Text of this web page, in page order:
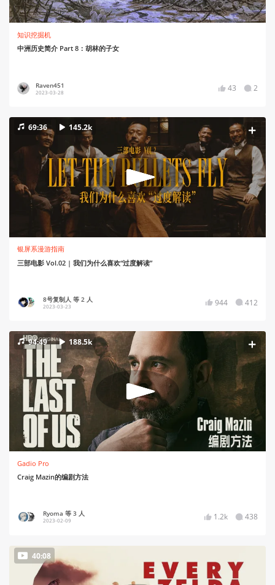
知识挖掘机
中洲历史简介 Part 8：胡林的子女
Raven451
2023-03-28 43 2
69:36 145.2k
银屏系漫游指南
三部电影 Vol.02 | 我们为什么喜欢“过度解读”
8号复制人 等 2 人
2023-03-23 944 412
94:49 188.5k
Gadio Pro
Craig Mazin的编剧方法
Ryoma 等 3 人
2023-02-09 1.2k 438
40:08